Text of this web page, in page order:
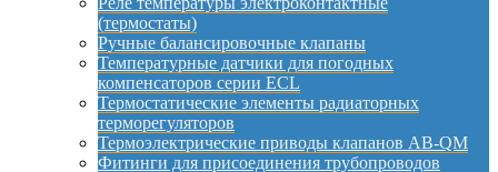
(термостаты)
Ручные балансировочные клапаны
Температурные датчики для погодных
компенсаторов серии ECL
Термостатические элементы радиаторных
терморегуляторов
Термоэлектрические приводы клапанов AB-QM
Фитинги для присоединения трубопроводов